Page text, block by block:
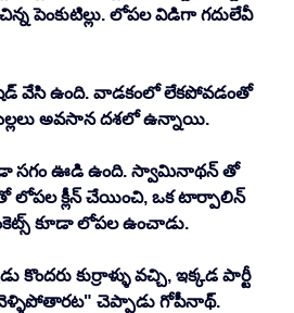
పెంకుటిల్లు. లోపల విడిగా గదులేవీ
వేసి ఉంది. వాడకంలో లేకపోవడంతో
అవసాన దశలో ఉన్నాయి.
సగం ఊడి ఉంది. స్వామినాథన్ తో
లోపల క్లీన్ చేయించి, ఒక టార్పాలిన్
కూడా లోపల ఉంచాడు.
కొందరు కుర్రాళ్ళు వచ్చి, ఇక్కడ పార్టీ
చెప్పాడు గోపీనాథ్.